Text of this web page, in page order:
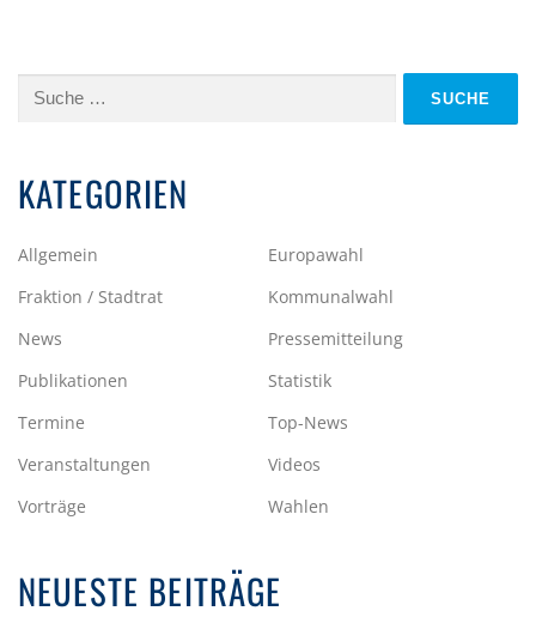
Suche
KATEGORIEN
Allgemein
Europawahl
Fraktion / Stadtrat
Kommunalwahl
News
Pressemitteilung
Publikationen
Statistik
Termine
Top-News
Veranstaltungen
Videos
Vorträge
Wahlen
NEUESTE BEITRÄGE